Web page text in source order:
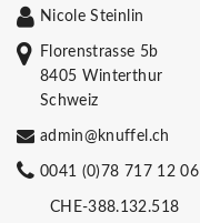
Nicole Steinlin
Florenstrasse 5b
8405 Winterthur
Schweiz
admin@knuffel.ch
0041 (0)78 717 12 06
CHE-388.132.518